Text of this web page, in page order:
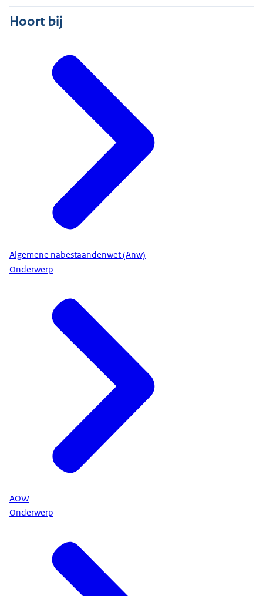
Hoort bij
Algemene nabestaandenwet (Anw)
Onderwerp
AOW
Onderwerp